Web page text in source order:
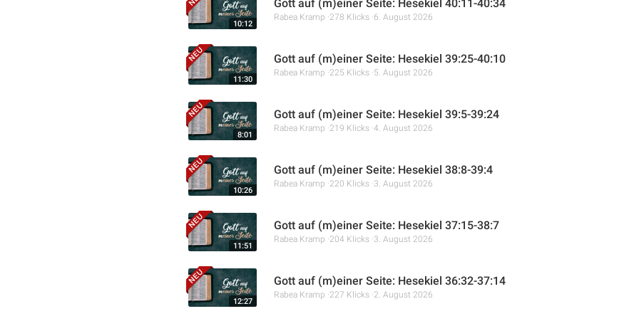
10:12
Gott auf (m)einer Seite: Hesekiel 40:11-40:34
Rabea Kramp 278 Klicks 6. August 2026
11:30
Gott auf (m)einer Seite: Hesekiel 39:25-40:10
Rabea Kramp 225 Klicks 5. August 2026
8:01
Gott auf (m)einer Seite: Hesekiel 39:5-39:24
Rabea Kramp 219 Klicks 4. August 2026
10:26
Gott auf (m)einer Seite: Hesekiel 38:8-39:4
Rabea Kramp 220 Klicks 3. August 2026
11:51
Gott auf (m)einer Seite: Hesekiel 37:15-38:7
Rabea Kramp 204 Klicks 3. August 2026
12:27
Gott auf (m)einer Seite: Hesekiel 36:32-37:14
Rabea Kramp 227 Klicks 2. August 2026